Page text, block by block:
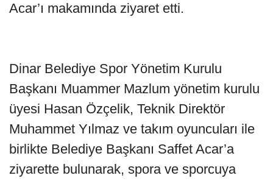
Acar’ı makamında ziyaret etti.
Dinar Belediye Spor Yönetim Kurulu
Başkanı Muammer Mazlum yönetim kurulu
üyesi Hasan Özçelik, Teknik Direktör
Muhammet Yılmaz ve takım oyuncuları ile
birlikte Belediye Başkanı Saffet Acar’a
ziyarette bulunarak, spora ve sporcuya